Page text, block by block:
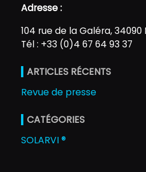
Adresse :
104 rue de la Galéra,
Tél : +33 (0)4 67 64 93 37
ARTICLES RÉCENTS
Revue de presse
CATÉGORIES
SOLARVI ®